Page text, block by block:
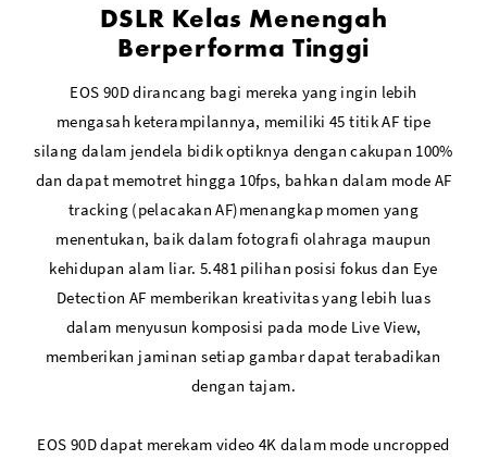
DSLR Kelas Menengah
Berperforma Tinggi
EOS 90D dirancang bagi mereka yang ingin lebih
mengasah keterampilannya, memiliki 45 titik AF tipe
silang dalam jendela bidik optiknya dengan cakupan 100%
dan dapat memotret hingga 10fps, bahkan dalam mode AF
tracking (pelacakan AF)menangkap momen yang
menentukan, baik dalam fotografi olahraga maupun
kehidupan alam liar. 5.481 pilihan posisi fokus dan Eye
Detection AF memberikan kreativitas yang lebih luas
dalam menyusun komposisi pada mode Live View,
memberikan jaminan setiap gambar dapat terabadikan
dengan tajam.
EOS 90D dapat merekam video 4K dalam mode uncropped